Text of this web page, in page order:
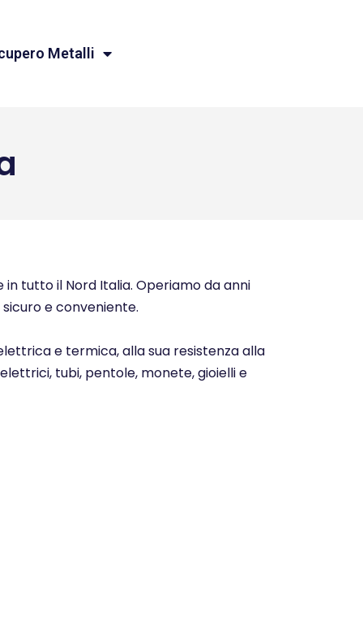
Metalli
tutto il Nord Italia. Operiamo da anni
e conveniente.
e termica, alla sua resistenza alla
tubi, pentole, monete, gioielli e